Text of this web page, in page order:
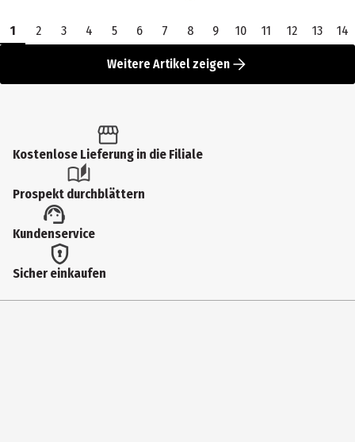
1 2 3 4 5 6 7 8 9 10 11 12 13 14
Weitere Artikel zeigen
Kostenlose Lieferung in die Filiale
Prospekt durchblättern
Kundenservice
Sicher einkaufen